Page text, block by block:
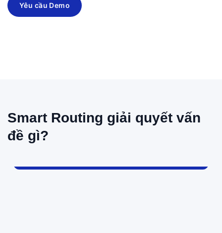
Yêu cầu Demo
Smart Routing giải quyết vấn
đề gì?